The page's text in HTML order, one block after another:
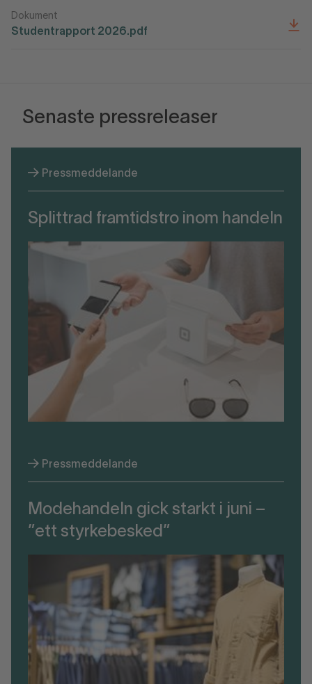
Dokument
Studentrapport 2026.pdf
Senaste pressreleaser
Pressmeddelande
Splittrad framtidstro inom handeln
Pressmeddelande
Modehandeln gick starkt i juni –
”ett styrkebesked”